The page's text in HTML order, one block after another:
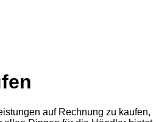
auf Rechnung zu kaufen,